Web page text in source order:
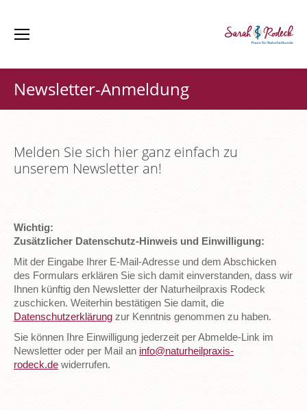
Newsletter-Anmeldung
Melden Sie sich hier ganz einfach zu
unserem Newsletter an!
Wichtig:
Zusätzlicher Datenschutz-Hinweis und Einwilligung:
Mit der Eingabe Ihrer E-Mail-Adresse und dem Abschicken
des Formulars erklären Sie sich damit einverstanden, dass wir
Ihnen künftig den Newsletter der Naturheilpraxis Rodeck
zuschicken. Weiterhin bestätigen Sie damit, die
Datenschutzerklärung zur Kenntnis genommen zu haben.
Sie können Ihre Einwilligung jederzeit per Abmelde-Link im
Newsletter oder per Mail an info@naturheilpraxis-
rodeck.de widerrufen.